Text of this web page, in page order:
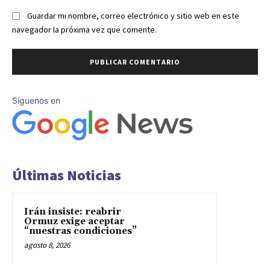
Guardar mi nombre, correo electrónico y sitio web en este
navegador la próxima vez que comente.
Síguenos en
Últimas Noticias
Irán insiste: reabrir
Ormuz exige aceptar
“nuestras condiciones”
agosto 8, 2026